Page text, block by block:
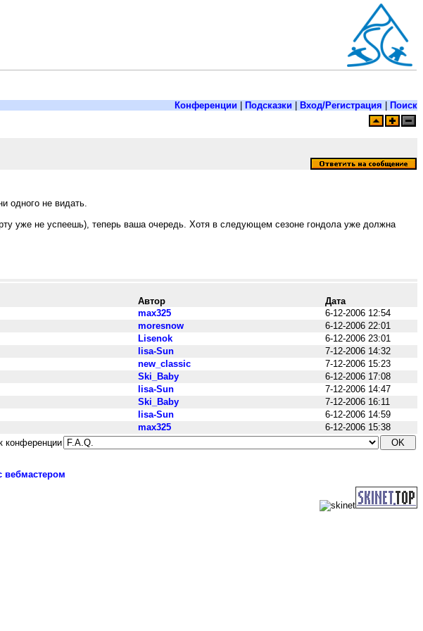
Конференции Подсказки Вход/Регистрация
Поиск
одного не видать.
уже не успеешь), теперь ваша очередь. Хотя в следующем сезоне гондола уже должна
Автор
Дата
max325
6-12-2006 12:54
moresnow
6-12-2006 22:01
Lisenok
6-12-2006 23:01
lisa-Sun
7-12-2006 14:32
new_classic
7-12-2006 15:23
Ski_Baby
6-12-2006 17:08
lisa-Sun
7-12-2006 14:47
Ski_Baby
7-12-2006 16:11
lisa-Sun
6-12-2006 14:59
max325
6-12-2006 15:38
конференции
вебмастером